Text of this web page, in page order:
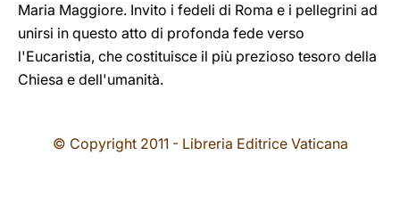
Maria Maggiore. Invito i fedeli di Roma e i pellegrini ad
unirsi in questo atto di profonda fede verso
l'Eucaristia, che costituisce il più prezioso tesoro della
Chiesa e dell'umanità.
© Copyright 2011 - Libreria Editrice Vaticana